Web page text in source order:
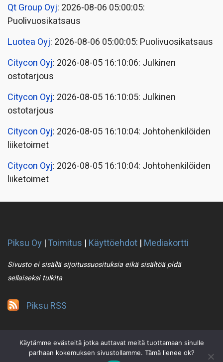
Qt Group Oyj: 2026-08-06 05:00:05:
Puolivuosikatsaus
Luotea Oyj: 2026-08-06 05:00:05: Puolivuosikatsaus
Citycon Oyj: 2026-08-05 16:10:06: Julkinen
ostotarjous
Citycon Oyj: 2026-08-05 16:10:05: Julkinen
ostotarjous
Citycon Oyj: 2026-08-05 16:10:04: Johtohenkilöiden
liiketoimet
Citycon Oyj: 2026-08-05 16:10:04: Johtohenkilöiden
liiketoimet
Piksu Oy |Toimitus | Käyttöehdot | Mediakortti
Sivusto ei sisällä sijoitussuosituksia eikä sisältöä pidä
sellaiseksi tulkita
Piksu RSS
Käytämme evästeitä jotka auttavat meitä tuottamaan sinulle
parhaan kokemuksen sivustollamme. Tämä lienee ok?